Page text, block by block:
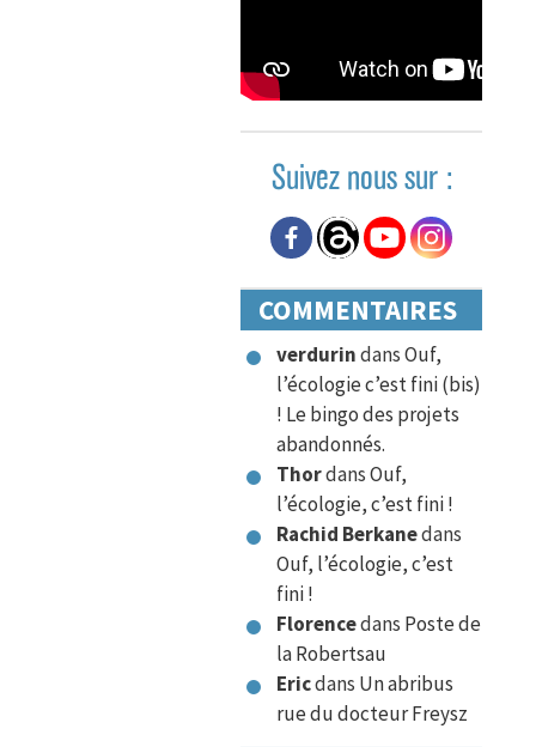
Suivez nous sur :
COMMENTAIRES
verdurindansOuf,
l’écologie c’est fini (bis)
! Le bingo des projets
abandonnés.
ThordansOuf,
l’écologie, c’est fini !
Rachid Berkanedans
Ouf, l’écologie, c’est
fini !
Florencedans Poste de
la Robertsau
Ericdans Un abribus
rue du docteur Freysz